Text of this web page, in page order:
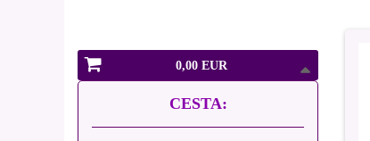
0,00 EUR
CESTA: